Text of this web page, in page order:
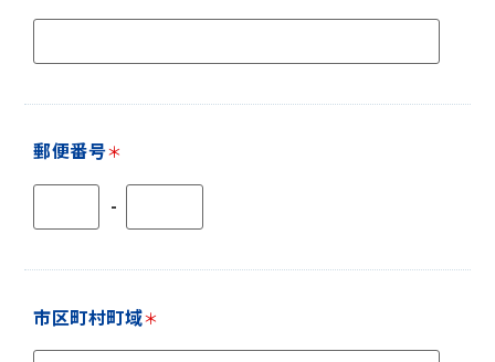
郵便番号＊
-
市区町村町域＊